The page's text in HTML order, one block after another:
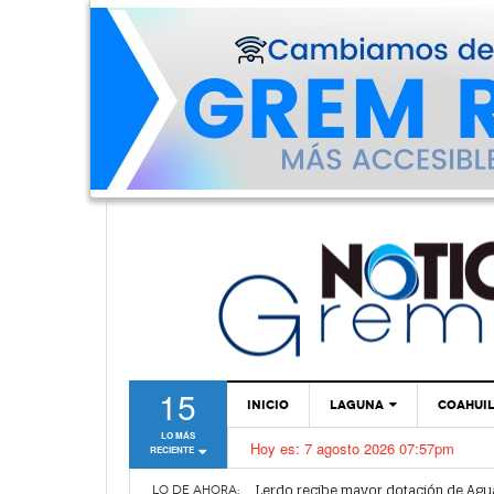
15
LO MÁS
RECIENTE
INICIO LAGUNA
TORREÓN
GÓMEZ PALACIO
Hoy es: 7 agosto 2026 07:57pm
LO DE AHORA:
Vamos a ser parte de esta nueva